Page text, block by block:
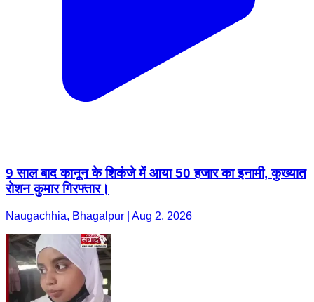
9 साल बाद कानून के शिकंजे में आया 50 हजार का इनामी, कुख्यात
रोशन कुमार गिरफ्तार।
Naugachhia, Bhagalpur | Aug 2, 2026